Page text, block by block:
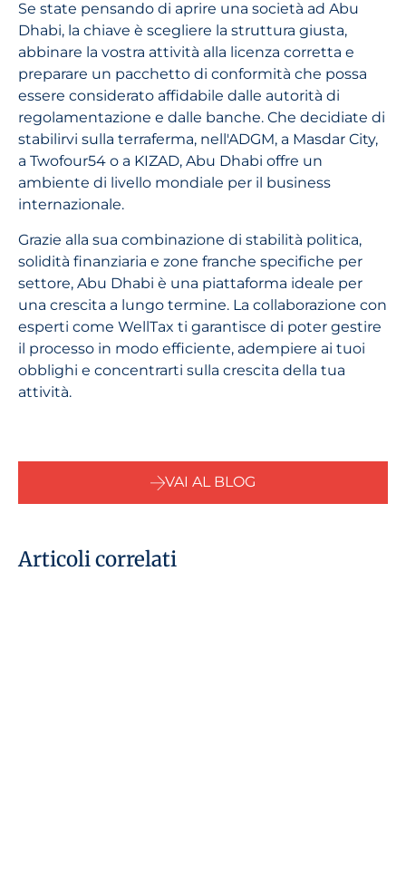
Se state pensando di aprire una società ad Abu
Dhabi, la chiave è scegliere la struttura giusta,
abbinare la vostra attività alla licenza corretta e
preparare un pacchetto di conformità che possa
essere considerato affidabile dalle autorità di
regolamentazione e dalle banche. Che decidiate di
stabilirvi sulla terraferma, nell'ADGM, a Masdar City,
a Twofour54 o a KIZAD, Abu Dhabi offre un
ambiente di livello mondiale per il business
internazionale.
Grazie alla sua combinazione di stabilità politica,
solidità finanziaria e zone franche specifiche per
settore, Abu Dhabi è una piattaforma ideale per
una crescita a lungo termine. La collaborazione con
esperti come WellTax ti garantisce di poter gestire
il processo in modo efficiente, adempiere ai tuoi
obblighi e concentrarti sulla crescita della tua
attività.
VAI AL BLOG
Articoli correlati